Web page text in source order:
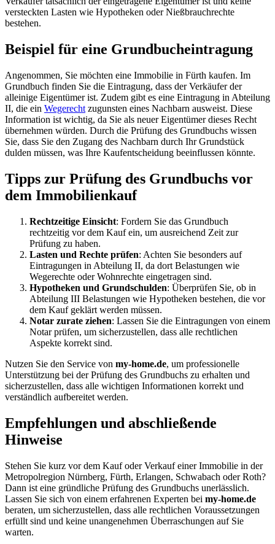
versteckten Lasten wie Hypotheken oder Nießbrauchrechte
bestehen.
Beispiel für eine Grundbucheintragung
Angenommen, Sie möchten eine Immobilie in Fürth kaufen. Im
Grundbuch finden Sie die Eintragung, dass der Verkäufer der
alleinige Eigentümer ist. Zudem gibt es eine Eintragung in Abteilung
II, die ein Wegerecht zugunsten eines Nachbarn ausweist. Diese
Information ist wichtig, da Sie als neuer Eigentümer dieses Recht
übernehmen würden. Durch die Prüfung des Grundbuchs wissen
Sie, dass Sie den Zugang des Nachbarn durch Ihr Grundstück
dulden müssen, was Ihre Kaufentscheidung beeinflussen könnte.
Tipps zur Prüfung des Grundbuchs vor
dem Immobilienkauf
Rechtzeitige Einsicht: Fordern Sie das Grundbuch
rechtzeitig vor dem Kauf ein, um ausreichend Zeit zur
Prüfung zu haben.
Lasten und Rechte prüfen: Achten Sie besonders auf
Eintragungen in Abteilung II, da dort Belastungen wie
Wegerechte oder Wohnrechte eingetragen sind.
Hypotheken und Grundschulden: Überprüfen Sie, ob in
Abteilung III Belastungen wie Hypotheken bestehen, die vor
dem Kauf geklärt werden müssen.
Notar zurate ziehen: Lassen Sie die Eintragungen von einem
Notar prüfen, um sicherzustellen, dass alle rechtlichen
Aspekte korrekt sind.
Nutzen Sie den Service von my-home.de, um professionelle
Unterstützung bei der Prüfung des Grundbuchs zu erhalten und
sicherzustellen, dass alle wichtigen Informationen korrekt und
verständlich aufbereitet werden.
Empfehlungen und abschließende
Hinweise
Stehen Sie kurz vor dem Kauf oder Verkauf einer Immobilie in der
Metropolregion Nürnberg, Fürth, Erlangen, Schwabach oder Roth?
Dann ist eine gründliche Prüfung des Grundbuchs unerlässlich.
Lassen Sie sich von einem erfahrenen Experten bei my-home.de
beraten, um sicherzustellen, dass alle rechtlichen Voraussetzungen
erfüllt sind und keine unangenehmen Überraschungen auf Sie
warten.